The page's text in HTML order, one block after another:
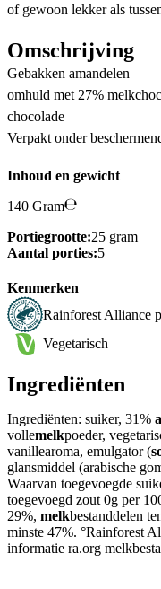
of gewoon lekker als
Omschrijving
Gebakken amandelen
omhuld met 27%
chocolade
Verpakt onder
Inhoud en gewicht
140 Gram
Portiegrootte:25 gram
Aantal porties:5
Kenmerken
Rainforest Alliance
Vegetarisch
Ingrediënten
Ingrediënten: suiker, 31%
vollemelkpoeder,
vanillearoma, emulgator (
glansmiddel (arabische
Waarvan toegevoegde
toegevoegd zout 0g per
29%, melkbestanddelen
minste 47%. °Rainforest
informatie ra.org